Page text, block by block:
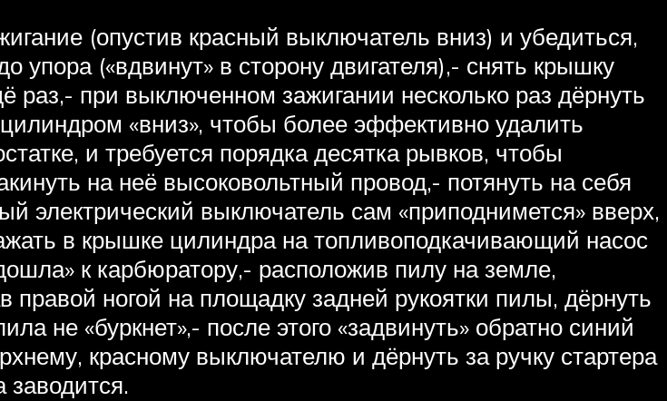
(опустив красный выключатель вниз) и убедиться,
упора («вдвинут» в сторону двигателя),- снять крышку
раз,- при выключенном зажигании несколько раз дёрнуть
«вниз», чтобы более эффективно удалить
и требуется порядка десятка рывков, чтобы
на неё высоковольтный провод,- потянуть на себя
электрический выключатель сам «приподнимется» вверх,
в крышке цилиндра на топливоподкачивающий насос
к карбюратору,- расположив пилу на земле,
правой ногой на площадку задней рукоятки пилы, дёрнуть
не «буркнет»,- после этого «задвинуть» обратно синий
красному выключателю и дёрнуть за ручку стартера
заводится.